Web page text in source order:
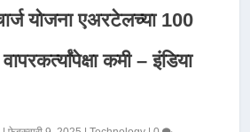
योजना एअरटेलच्या 100
कमी – इंडिया